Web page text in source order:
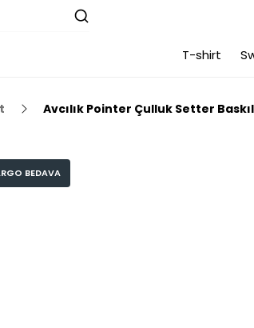
T-shirt
Avcılık Pointer Çulluk Setter
BEDAVA